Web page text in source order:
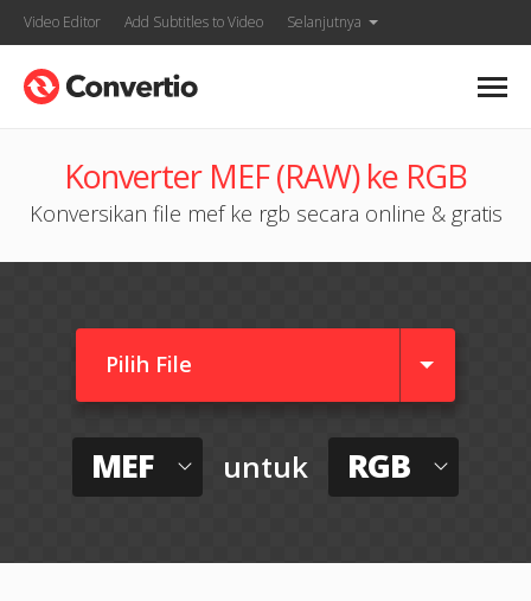
Video Editor Add Subtitles to Video Selanjutnya
Konverter MEF (RAW) ke RGB
Konversikan file mef ke rgb secara online & gratis
Pilih File
MEF untuk RGB